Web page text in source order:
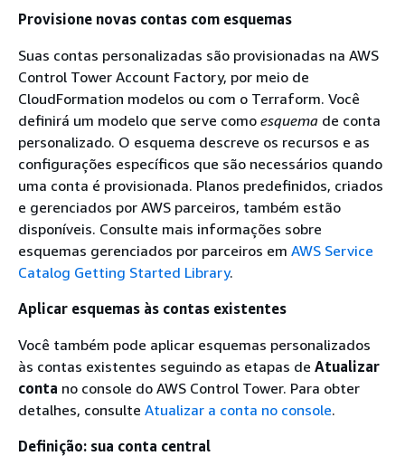
Provisione novas contas com esquemas
Suas contas personalizadas são provisionadas na AWS
Control Tower Account Factory, por meio de
CloudFormation modelos ou com o Terraform. Você
definirá um modelo que serve como esquema de conta
personalizado. O esquema descreve os recursos e as
configurações específicos que são necessários quando
uma conta é provisionada. Planos predefinidos, criados
e gerenciados por AWS parceiros, também estão
disponíveis. Consulte mais informações sobre
esquemas gerenciados por parceiros em AWS Service
Catalog Getting Started Library.
Aplicar esquemas às contas existentes
Você também pode aplicar esquemas personalizados
às contas existentes seguindo as etapas de Atualizar
conta no console do AWS Control Tower. Para obter
detalhes, consulte Atualizar a conta no console.
Definição: sua conta central